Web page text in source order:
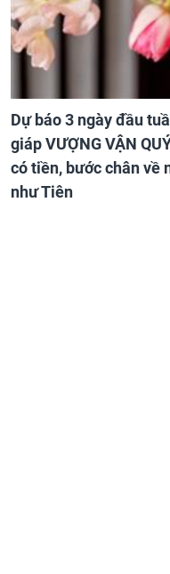
Dự báo 3 ngày đầu
giáp VƯỢNG VẬN
có tiền, bước chân về
như Tiên